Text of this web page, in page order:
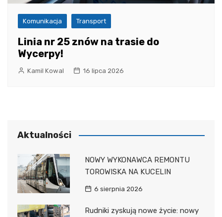
Komunikacja Transport
Linia nr 25 znów na trasie do
Wycerpy!
Kamil Kowal 16 lipca 2026
Aktualności
NOWY WYKONAWCA REMONTU
TOROWISKA NA KUCELIN
6 sierpnia 2026
Rudniki zyskują nowe życie: nowy